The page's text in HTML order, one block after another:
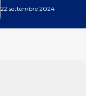
22 settembre 2024